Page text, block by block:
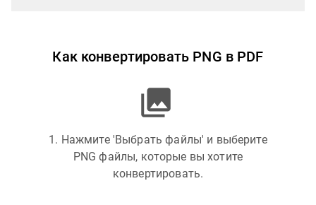
Как конвертировать PNG в PDF
1. Нажмите 'Выбрать файлы' и выберите
PNG файлы, которые вы хотите
конвертировать.